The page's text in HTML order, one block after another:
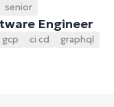
senior
Engineer
gcp ci cd
graphql